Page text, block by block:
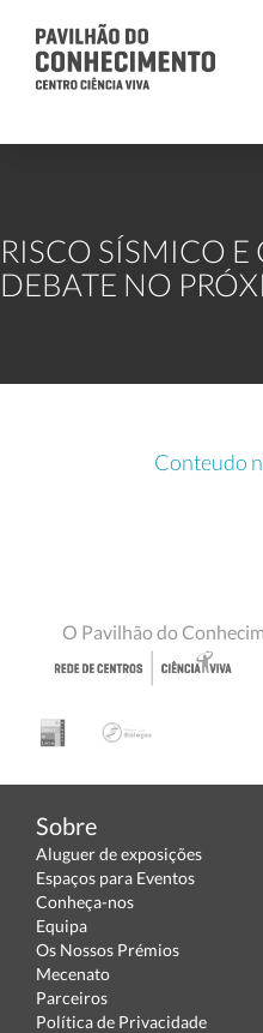
RISCO SÍSMICO E
DEBATE NO
Conteudo
O Pavilhão do
Sobre
Aluguer de exposições
Espaços para Eventos
Conheça-nos
Equipa
Os Nossos Prémios
Mecenato
Parceiros
Política de Privacidade